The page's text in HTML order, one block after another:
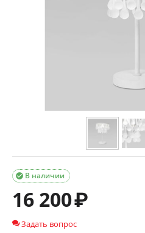
В наличии

16 200₽
Задать вопрос